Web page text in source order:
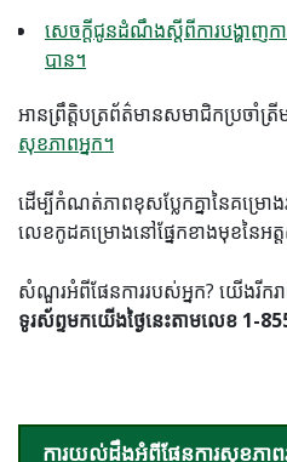
សេចក្តីជូនដំណឹងស្តីពីការបង្ហាញកា
បាន។
អាន​ព្រឹត្តិបត្រ​ព័ត៌មាន​សមាជិក​ប្រចាំ​
សុខភាពអ្នក​។
ដើម្បីកំណត់ភាពខុសប្លែកគ្នានៃគម្រ
លេខកូដគម្រោងនៅផ្នែកខាងមុខនៃ
សំណួរអំពីផែនការរបស់អ្នក? យើងរីករ
ទូរស័ព្ទមកយើងថ្ងៃនេះតាមលេខ 1-
ការយល់ដឹងអំពីផែនការសុខភាព